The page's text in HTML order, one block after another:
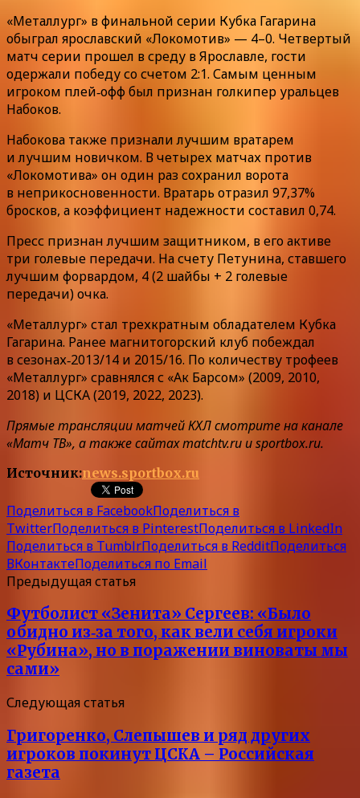
«Металлург» в финальной серии Кубка Гагарина
обыграл ярославский «Локомотив» — 4–0. Четвертый
матч серии прошел в среду в Ярославле, гости
одержали победу со счетом 2:1. Самым ценным
игроком плей‑офф был признан голкипер уральцев
Набоков.
Набокова также признали лучшим вратарем
и лучшим новичком. В четырех матчах против
«Локомотива» он один раз сохранил ворота
в неприкосновенности. Вратарь отразил 97,37%
бросков, а коэффициент надежности составил 0,74.
Пресс признан лучшим защитником, в его активе
три голевые передачи. На счету Петунина, ставшего
лучшим форвардом, 4 (2 шайбы + 2 голевые
передачи) очка.
«Металлург» стал трехкратным обладателем Кубка
Гагарина. Ранее магнитогорский клуб побеждал
в сезонах‑2013/14 и 2015/16. По количеству трофеев
«Металлург» сравнялся с «Ак Барсом» (2009, 2010,
2018) и ЦСКА (2019, 2022, 2023).
Прямые трансляции матчей КХЛ смотрите на канале
«Матч ТВ», а также сайтах matchtv.ru и sportbox.ru.
Источник:news.sportbox.ru
Поделиться в FacebookПоделиться в
TwitterПоделиться в PinterestПоделиться в LinkedIn
Поделиться в TumblrПоделиться в RedditПоделиться
ВКонтактеПоделиться по Email
Предыдущая статья
Футболист «Зенита» Сергеев: «Было
обидно из‑за того, как вели себя игроки
«Рубина», но в поражении виноваты мы
сами»
Следующая статья
Григоренко, Слепышев и ряд других
игроков покинут ЦСКА – Российская
газета